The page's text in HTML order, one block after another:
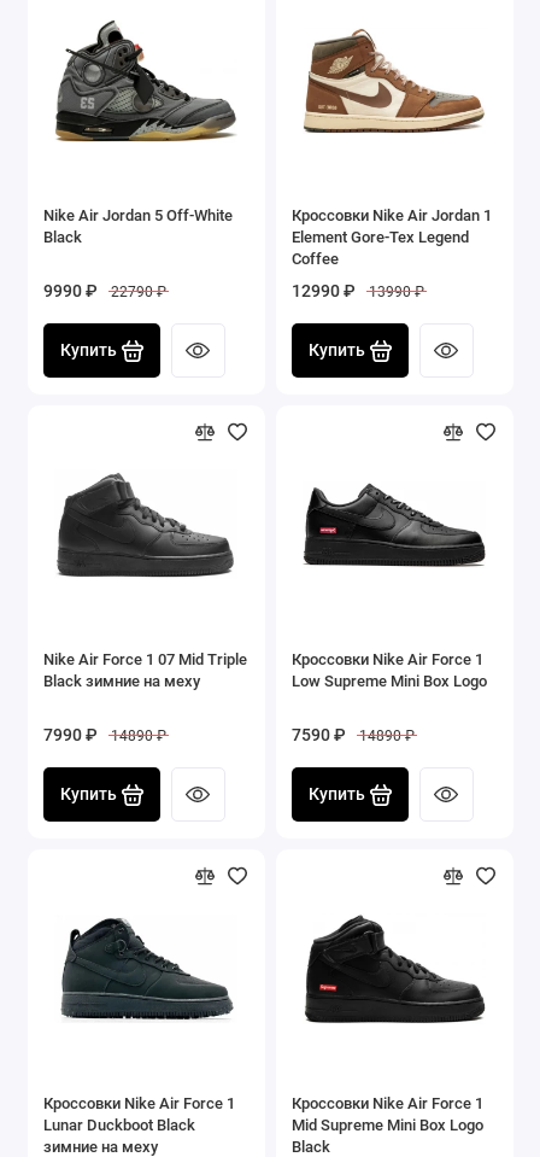
Nike Air Jordan 5 Off-White
Black
9990 ₽ 22790 ₽
Купить
Кроссовки Nike Air Jordan 1
Element Gore-Tex Legend
Coffee
12990 ₽ 13990 ₽
Купить
Nike Air Force 1 07 Mid Triple
Black зимние на меху
7990 ₽ 14890 ₽
Купить
Кроссовки Nike Air Force 1
Low Supreme Mini Box Logo
7590 ₽ 14890 ₽
Купить
Кроссовки Nike Air Force 1
Lunar Duckboot Black
зимние на меху
Кроссовки Nike Air Force 1
Mid Supreme Mini Box Logo
Black